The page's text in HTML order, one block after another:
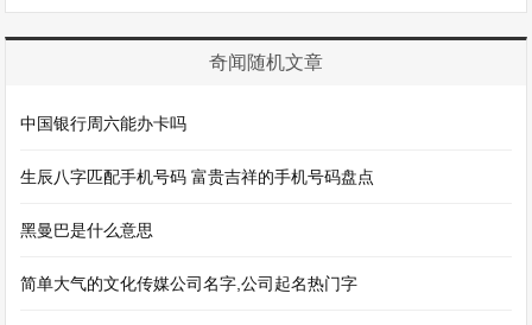
奇闻随机文章
中国银行周六能办卡吗
生辰八字匹配手机号码 富贵吉祥的手机号码盘点
黑曼巴是什么意思
简单大气的文化传媒公司名字,公司起名热门字